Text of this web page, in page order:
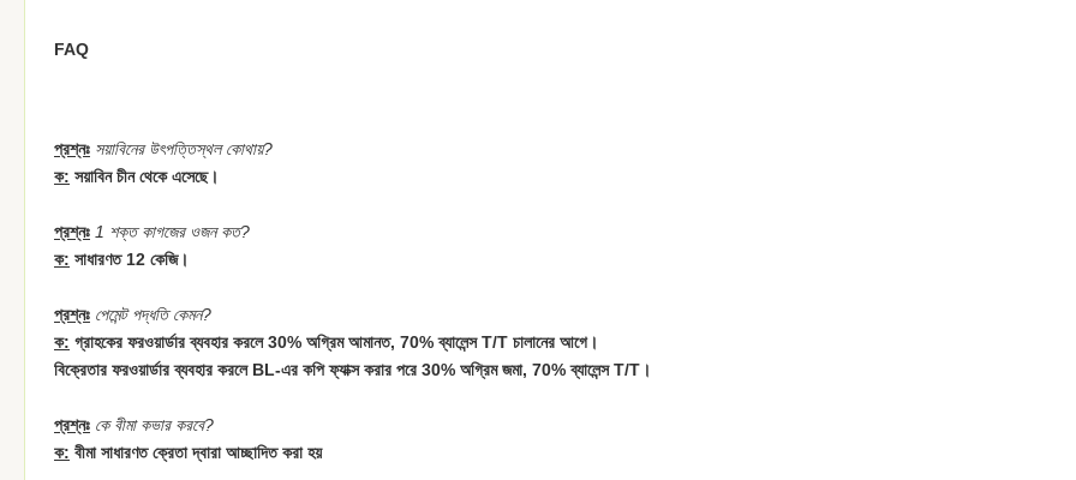
FAQ
প্রশ্নঃ সয়াবিনের উৎপত্তিস্থল কোথায়?
ক: সয়াবিন চীন থেকে এসেছে।
প্রশ্নঃ 1 শক্ত কাগজের ওজন কত?
ক: সাধারণত 12 কেজি।
প্রশ্নঃ পেমেন্ট পদ্ধতি কেমন?
ক: গ্রাহকের ফরওয়ার্ডার ব্যবহার করলে 30% অগ্রিম আমানত, 70% ব্যালেন্স T/T চালানের আগে।
বিক্রেতার ফরওয়ার্ডার ব্যবহার করলে BL-এর কপি ফ্যাক্স করার পরে 30% অগ্রিম জমা, 70% ব্যালেন্স T/T।
প্রশ্নঃ কে বীমা কভার করবে?
ক: বীমা সাধারণত ক্রেতা দ্বারা আচ্ছাদিত করা হয়